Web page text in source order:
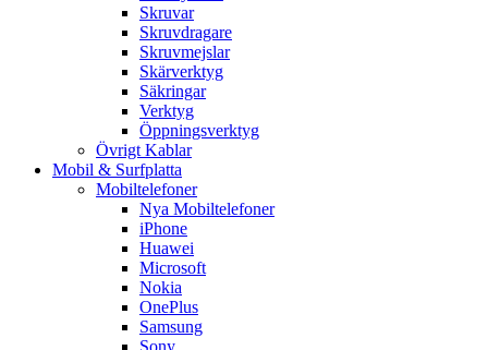
Skruvar
Skruvdragare
Skruvmejslar
Skärverktyg
Säkringar
Verktyg
Öppningsverktyg
Övrigt Kablar
Mobil & Surfplatta
Mobiltelefoner
Nya Mobiltelefoner
iPhone
Huawei
Microsoft
Nokia
OnePlus
Samsung
Sony